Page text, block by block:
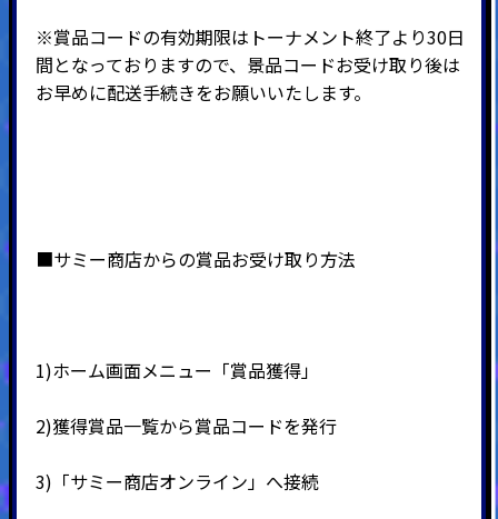
※賞品コードの有効期限はトーナメント終了より30日
間となっておりますので、景品コードお受け取り後は
お早めに配送手続きをお願いいたします。
■サミー商店からの賞品お受け取り方法
1)ホーム画面メニュー「賞品獲得」
2)獲得賞品一覧から賞品コードを発行
3) 「サミー商店オンライン」へ接続